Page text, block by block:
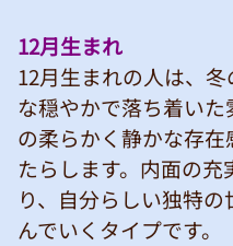
12月生まれ
12月生まれの人は、
な穏やかで落ち着い
の柔らかく静かな存
たらします。内面の
り、自分らしい独特
んでいくタイプです。